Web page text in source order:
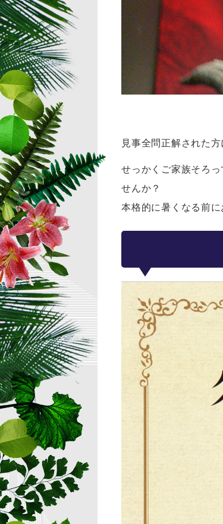
見事全問正解された
せっかくご家族そろ
せんか？
本格的に暑くなる前